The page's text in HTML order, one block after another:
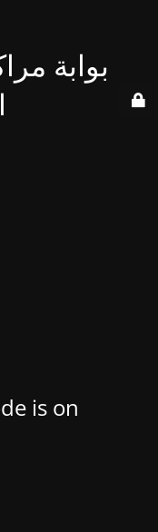
بوابة
is on